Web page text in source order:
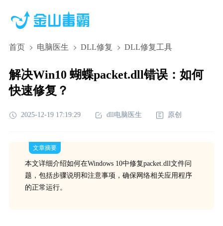
首页 电脑医生 DLL修复 DLL修复工具
解决Win10 蝴蝶packet.dll错误：如何
快速修复？
2025-12-19 17:19:29 dll电脑医生 原创
文章摘要
本文详细介绍如何在Windows 10中修复packet.dll文件问
题，包括步骤说明和注意事项，确保网络相关应用程序
的正常运行。